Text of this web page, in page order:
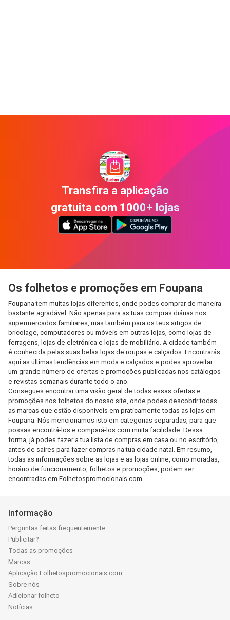
Transfira a aplicação
gratuita com 1000+ lojas
Os folhetos e promoções em Foupana
Foupana tem muitas lojas diferentes, onde podes comprar de maneira
bastante agradável. Não apenas para as tuas compras diárias nos
supermercados familiares, mas também para os teus artigos de
bricolage, computadores ou móveis em outras lojas, como lojas de
ferragens, lojas de eletrónica e lojas de mobiliário. A cidade também
é conhecida pelas suas belas lojas de roupas e calçados. Encontrarás
aqui as últimas tendências em moda e calçados e podes aproveitar
um grande número de ofertas e promoções publicadas nos catálogos
e revistas semanais durante todo o ano.
Consegues encontrar uma visão geral de todas essas ofertas e
promoções nos folhetos do nosso site, onde podes descobrir todas
as marcas que estão disponíveis em praticamente todas as lojas em
Foupana. Nós mencionamos isto em categorias separadas, para que
possas encontrá-los e compará-los com muita facilidade. Dessa
forma, já podes fazer a tua lista de compras em casa ou no escritório,
antes de saires para fazer compras na tua cidade natal. Em resumo,
todas as informações sobre as lojas e as lojas online, como moradas,
horário de funcionamento, folhetos e promoções, podem ser
encontradas em Folhetospromocionais.com.
Informação
Perguntas feitas frequentemente
Publicitar?
Todas as promoções
Marcas
Aplicação Folhetospromocionais.com
Sobre nós
Adicionar folheto
Notícias